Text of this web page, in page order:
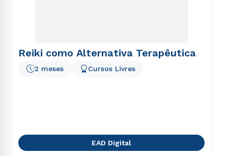
Reiki como Alternativa Terapêutica
2 meses Cursos Livres
EAD Digital